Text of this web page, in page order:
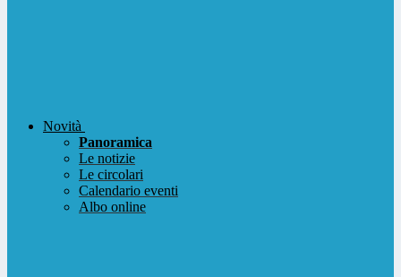
Novità
Panoramica
Le notizie
Le circolari
Calendario eventi
Albo online